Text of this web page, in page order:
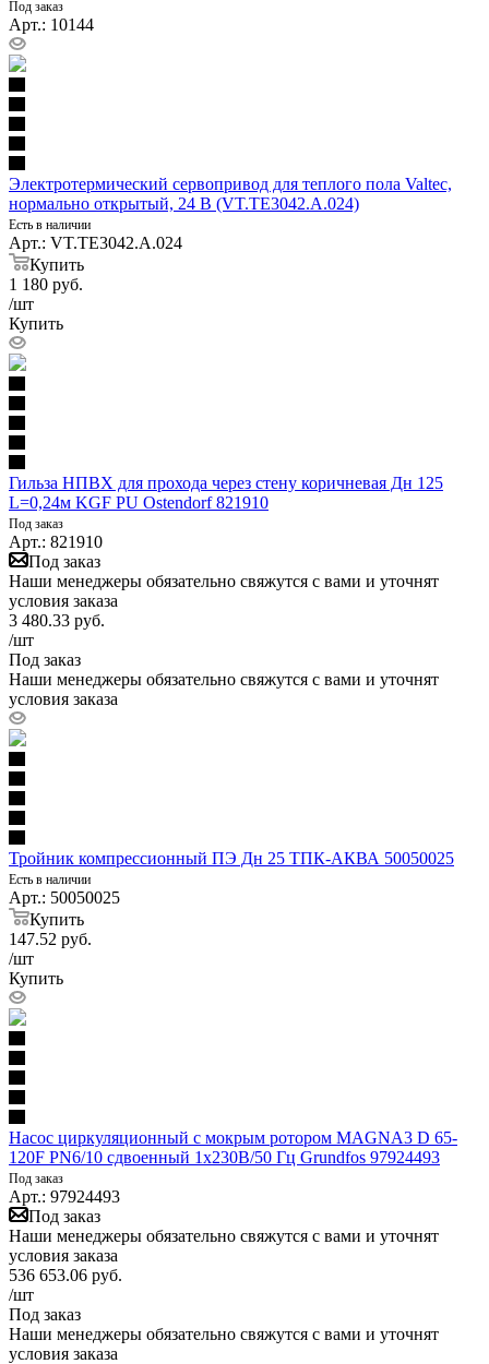
Под заказ
Арт.: 10144
Электротермический сервопривод для теплого пола Valtec,
нормально открытый, 24 В (VT.TE3042.A.024)
Есть в наличии
Арт.: VT.TE3042.A.024
Купить
1 180 руб.
/шт
Купить
Гильза НПВХ для прохода через стену коричневая Дн 125
L=0,24м KGF PU Ostendorf 821910
Под заказ
Арт.: 821910
Под заказ
Наши менеджеры обязательно свяжутся с вами и уточнят
условия заказа
3 480.33 руб.
/шт
Под заказ
Наши менеджеры обязательно свяжутся с вами и уточнят
условия заказа
Тройник компрессионный ПЭ Дн 25 ТПК-АКВА 50050025
Есть в наличии
Арт.: 50050025
Купить
147.52 руб.
/шт
Купить
Насос циркуляционный с мокрым ротором MAGNA3 D 65-
120F PN6/10 сдвоенный 1х230В/50 Гц Grundfos 97924493
Под заказ
Арт.: 97924493
Под заказ
Наши менеджеры обязательно свяжутся с вами и уточнят
условия заказа
536 653.06 руб.
/шт
Под заказ
Наши менеджеры обязательно свяжутся с вами и уточнят
условия заказа